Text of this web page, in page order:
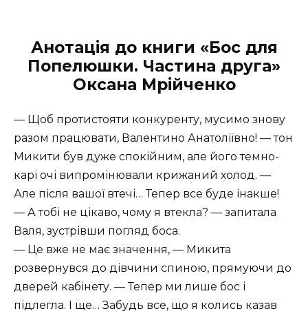
Анотація до книги «Бос для
Попелюшки. Частина друга»
Оксана Мрійченко
— Щоб протистояти конкуренту, мусимо знову
разом працювати, Валентино Анатоліївно! — тон
Микити був дуже спокійним, але його темно-
карі очі випромінювали крижаний холод. —
Але після вашої втечі… Тепер все буде інакше!
— А тобі не цікаво, чому я втекла? — запитала
Валя, зустрівши погляд боса.
— Це вже не має значення, — Микита
розвернувся до дівчини спиною, прямуючи до
дверей кабінету. — Тепер ми лише бос і
підлегла.
І ще… Забудь все, що я колись казав